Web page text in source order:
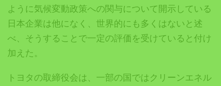
ように気候変動政策への関与について開示している
日本企業は他になく、世界的にも多くはないと述
べ、そうすることで一定の評価を受けていると付け
加えた。
トヨタの取締役会は、一部の国ではクリーンエネル